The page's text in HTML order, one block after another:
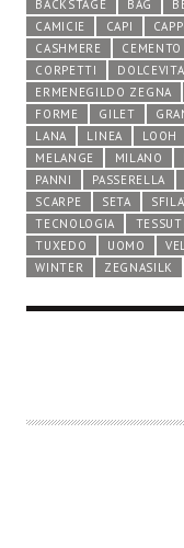
BACKSTAGE
BAG
CAMICIE
CAPI
CASHMERE
CEMENTO
CORPETTI
DOLCEVITA
ERMENEGILDO ZEGNA
FORME
GILET
LANA
LINEA LOOH
MELANGE
MILANO
PANNI
PASSERELLA
SCARPE
SETA
TECNOLOGIA
TESSUTI
TUXEDO
UOMO
WINTER
ZEGNASILK